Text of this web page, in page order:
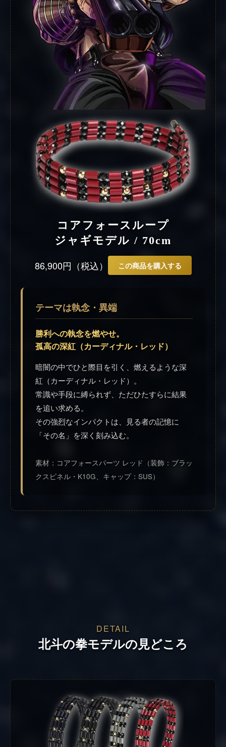
コアフォースループ
ジャギモデル / 70cm
86,900円（税込） この商品を購入する
テーマは執念・異端
勝利への執念を燃やせ。
孤高の深紅（カーディナル・レッド）
暗闇の中でひと際目を引く、燃えるような深
紅（カーディナル・レッド）。
常識や手段に縛られず、ただひたすらに結果
を追い求める。
その強烈なインパクトは、見る者の記憶に
「その名」を深く刻み込む。
素材：コアフォースパーツ レッド（装飾：ブラッ
クスピネル・K10G、キャップ：SUS）
DETAIL
北斗の拳モデルの見どころ